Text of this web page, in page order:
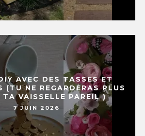
AVEC DES TASSES ET
(TU NE REGARDERAS PLUS
TA VAISSELLE PAREIL )
7 JUIN 2026